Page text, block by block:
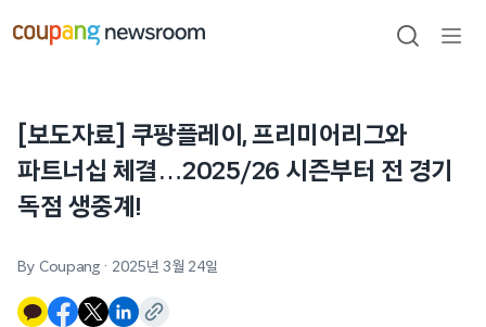
건너뛰기
검색
[보도자료] 쿠팡플레이, 프리미어리그와
파트너십 체결…2025/26 시즌부터 전 경기
독점 생중계!
By Coupang · 2025년 3월 24일